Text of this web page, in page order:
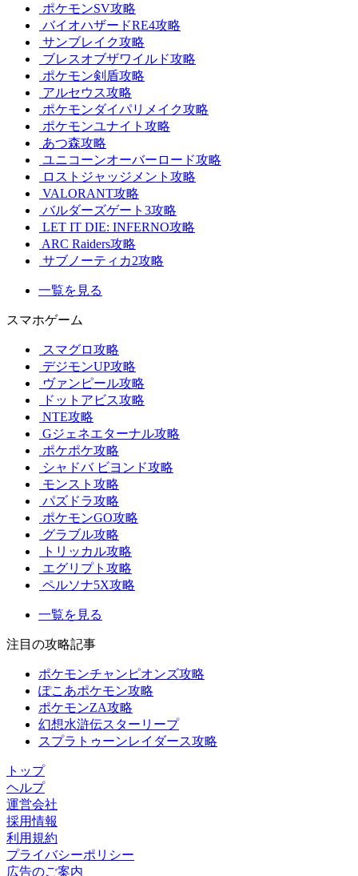
ポケモンSV攻略
バイオハザードRE4攻略
サンブレイク攻略
ブレスオブザワイルド攻略
ポケモン剣盾攻略
アルセウス攻略
ポケモンダイパリメイク攻略
ポケモンユナイト攻略
あつ森攻略
ユニコーンオーバーロード攻略
ロストジャッジメント攻略
VALORANT攻略
バルダーズゲート3攻略
LET IT DIE: INFERNO攻略
ARC Raiders攻略
サブノーティカ2攻略
一覧を見る
スマホゲーム
スマグロ攻略
デジモンUP攻略
ヴァンピール攻略
ドットアビス攻略
NTE攻略
Gジェネエターナル攻略
ポケポケ攻略
シャドバ ビヨンド攻略
モンスト攻略
パズドラ攻略
ポケモンGO攻略
グラブル攻略
トリッカル攻略
エグリプト攻略
ペルソナ5X攻略
一覧を見る
注目の攻略記事
ポケモンチャンピオンズ攻略
ぽこあポケモン攻略
ポケモンZA攻略
幻想水滸伝スターリープ
スプラトゥーンレイダース攻略
トップ
ヘルプ
運営会社
採用情報
利用規約
プライバシーポリシー
広告のご案内